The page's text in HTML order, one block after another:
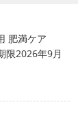
肥満ケア
限2026年9月